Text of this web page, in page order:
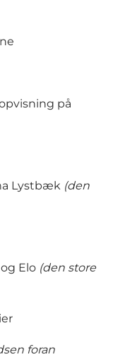
på
Lystbæk (den
Elo (den store
foran